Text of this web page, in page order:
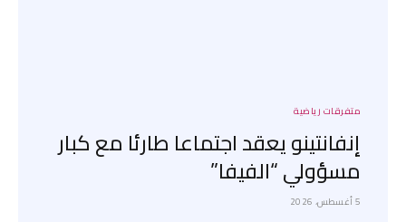
متفرقات رياضية
إنفانتينو يعقد اجتماعا طارئا مع كبار
مسؤولي “الفيفا”
5 أغسطس، 2026